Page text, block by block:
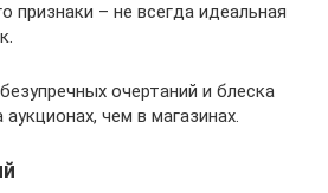
признаки – не всегда идеальная
очертаний и блеска
чем в магазинах.